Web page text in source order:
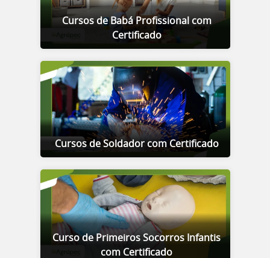
Cursos de Babá Profissional com
Certificado
Cursos de Soldador com Certificado
Curso de Primeiros Socorros Infantis
com Certificado